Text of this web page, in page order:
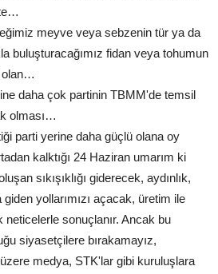
meyve veya sebzenin tür ya da
buluşturacağımız fidan veya tohumun
olan…
daha çok partinin TBMM'de temsil
olması…
parti yerine daha güçlü olana oy
kalktığı 24 Haziran umarım ki
sıkışıklığı giderecek, aydınlık,
yollarımızı açacak, üretim ile
neticelerle sonuçlanır. Ancak bu
siyasetçilere bırakamayız,
medya, STK'lar gibi kuruluşlara